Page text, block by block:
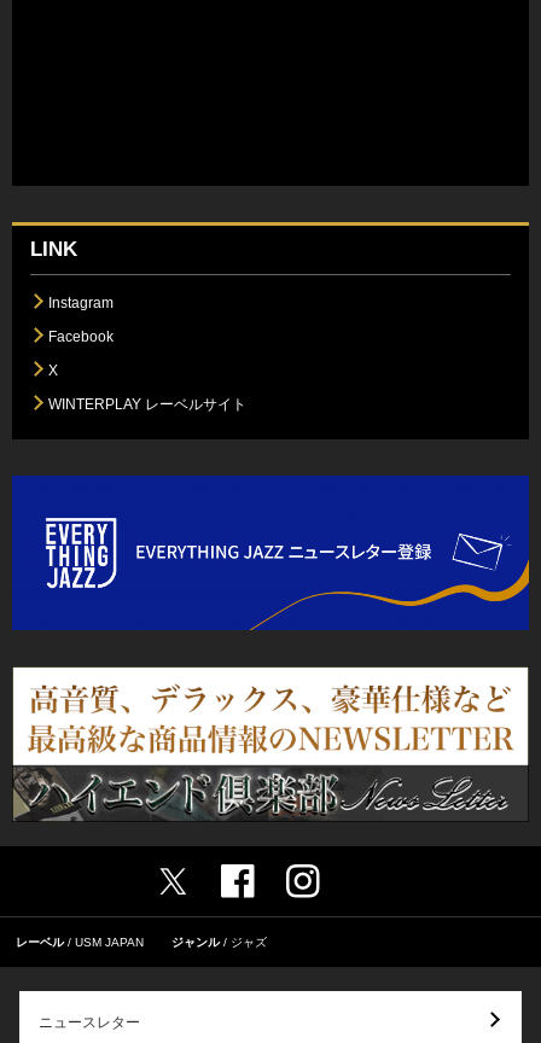
LINK
Instagram
Facebook
X
WINTERPLAY レーベルサイト
レーベル USM JAPAN ジャンル ジャズ
ニュースレター